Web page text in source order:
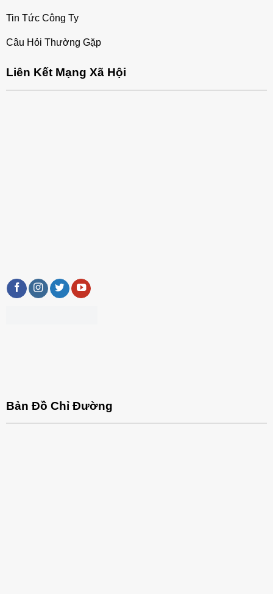
Tin Tức Công Ty
Câu Hỏi Thường Gặp
Liên Kết Mạng Xã Hội
Bản Đồ Chỉ Đường